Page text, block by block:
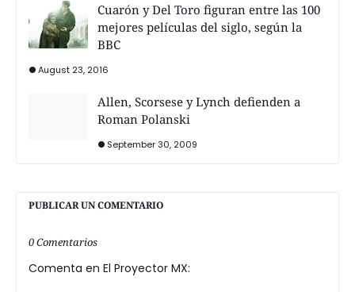
Cuarón y Del Toro figuran entre las 100
mejores películas del siglo, según la
BBC
August 23, 2016
Allen, Scorsese y Lynch defienden a
Roman Polanski
September 30, 2009
PUBLICAR UN COMENTARIO
0 Comentarios
Comenta en El Proyector MX: